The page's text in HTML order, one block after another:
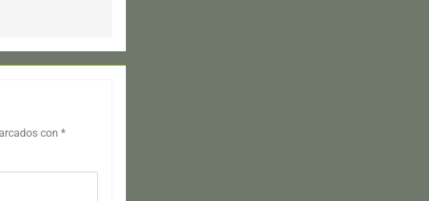
con *